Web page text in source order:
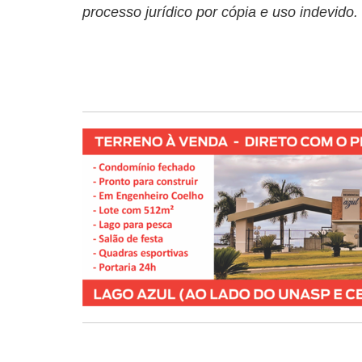
processo jurídico por cópia e uso indevido.